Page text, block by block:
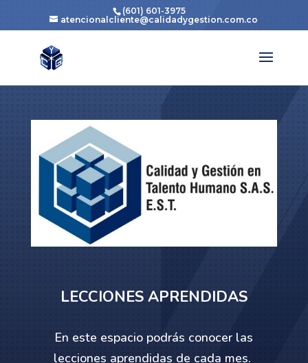
(601) 601-3975
atencionalcliente@calidadygestion.com.co
LECCIONES APRENDIDAS
En este espacio podrás conocer las
lecciones aprendidas de cada mes.